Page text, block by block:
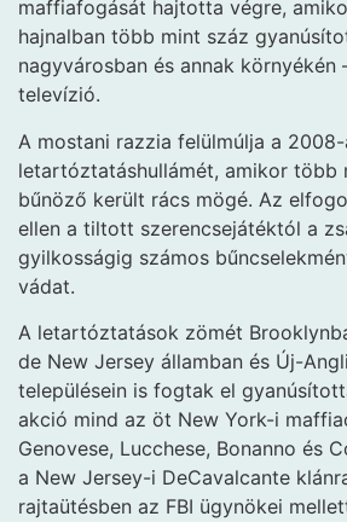
maffiafogását hajtotta végre,
hajnalban több mint száz
nagyvárosban és annak környékén
televízió.
A mostani razzia felülmúlja a
letartóztatáshullámét, amikor több
bűnöző került rács mögé. Az
ellen a tiltott szerencsejátéktól a
gyilkosságig számos
vádat.
A letartóztatások zömét
de New Jersey államban és Új-
településein is fogtak el
akció mind az öt New York-i
Genovese, Lucchese, Bonanno és
a New Jersey-i DeCavalcante
rajtaütésben az FBI ügynökei